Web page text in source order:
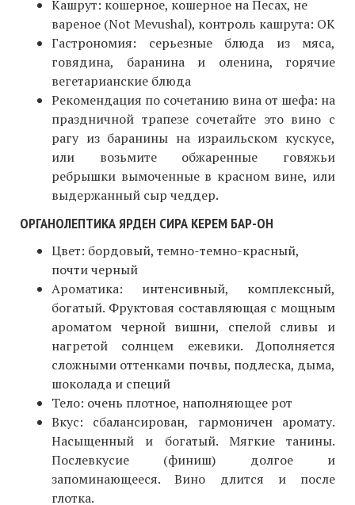
Кашрут: кошерное, кошерное на Песах, не
вареное (Not Mevushal), контроль кашрута: ОК
Гастрономия: серьезные блюда из мяса,
говядина, баранина и оленина, горячие
вегетарианские блюда
Рекомендация по сочетанию вина от шефа: на
праздничной трапезе сочетайте это вино с
рагу из баранины на израильском кускусе,
или возьмите обжаренные говяжьи
ребрышки вымоченные в красном вине, или
выдержанный сыр чеддер.
ОРГАНОЛЕПТИКА ЯРДЕН СИРА КЕРЕМ БАР-ОН
Цвет: бордовый, темно-темно-красный,
почти черный
Ароматика: интенсивный, комплексный,
богатый. Фруктовая составляющая с мощным
ароматом черной вишни, спелой сливы и
нагретой солнцем ежевики. Дополняется
сложными оттенками почвы, подлеска, дыма,
шоколада и специй
Тело: очень плотное, наполняющее рот
Вкус: сбалансирован, гармоничен аромату.
Насыщенный и богатый. Мягкие танины.
Послевкусие (финиш) долгое и
запоминающееся. Вино длится и после
глотка.